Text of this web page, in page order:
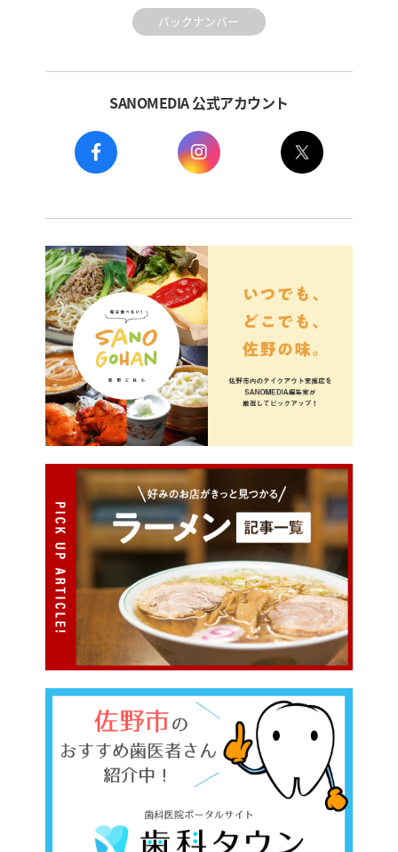
バックナンバー
SANOMEDIA 公式アカウント